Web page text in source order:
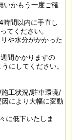
いかもう一度ご確
時間以内に手直し
てください。
や水分がかかった
間かかりますの
にしてください。
工状況/駐車環境/
により大幅に変動
に低下いたしま